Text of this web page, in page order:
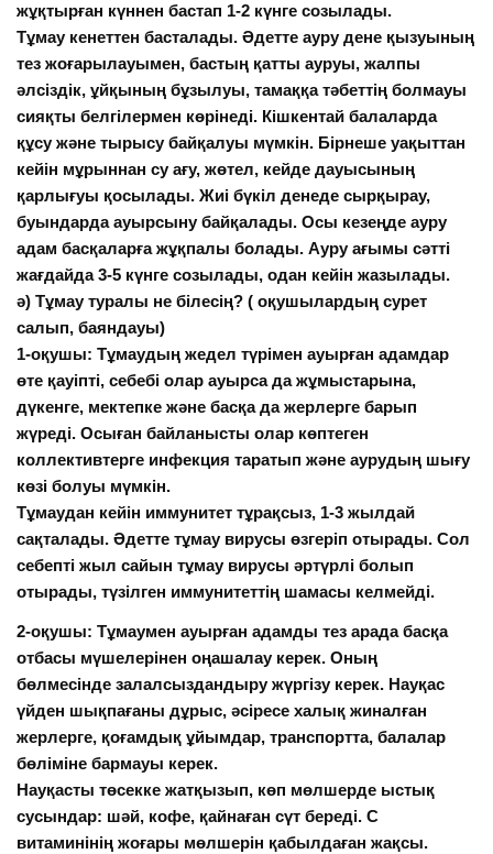
жұқтырған күннен бастап 1-2 күнге созылады.
Тұмау кенеттен басталады. Әдетте ауру дене қызуының
тез жоғарылауымен, бастың қатты ауруы, жалпы
әлсіздік, ұйқының бұзылуы, тамаққа тәбеттің болмауы
сияқты белгілермен көрінеді. Кішкентай балаларда
құсу және тырысу байқалуы мүмкін. Бірнеше уақыттан
кейін мұрыннан су ағу, жөтел, кейде дауысының
қарлығуы қосылады.Жиі бүкіл денеде сырқырау,
буындарда ауырсыну байқалады. Осы кезеңде ауру
адам басқаларға жұқпалы болады. Ауру ағымы сәтті
жағдайда 3-5 күнге созылады, одан кейін жазылады.
ә) Тұмау туралы не білесің? ( оқушылардың сурет
салып, баяндауы)
1-оқушы: Тұмаудың жедел түрімен ауырған адамдар
өте қауіпті, себебі олар ауырса да жұмыстарына,
дүкенге, мектепке және басқа да жерлерге барып
жүреді. Осыған байланысты олар көптеген
коллективтерге инфекция таратып және аурудың шығу
көзі болуы мүмкін.
Тұмаудан кейін иммунитет тұрақсыз, 1-3 жылдай
сақталады. Әдетте тұмау вирусы өзгеріп отырады. Сол
себепті жыл сайын тұмау вирусы әртүрлі болып
отырады, түзілген иммунитеттің шамасы келмейді.
2-оқушы: Тұмаумен ауырған адамды тез арада басқа
отбасы мүшелерінен оңашалау керек. Оның
бөлмесінде залалсыздандыру жүргізу керек. Науқас
үйден шықпағаны дұрыс, әсіресе халық жиналған
жерлерге, қоғамдық ұйымдар, транспортта, балалар
бөліміне бармауы керек.
Науқасты төсекке жатқызып, көп мөлшерде ыстық
сусындар: шәй, кофе, қайнаған сүт береді. С
витаминінің жоғары мөлшерін қабылдаған жақсы.